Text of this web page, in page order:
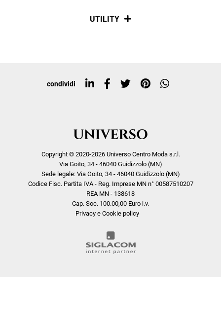
Social
UTILITY
Top ricerche
condividi
Copyright © 2020-2026 Universo Centro Moda s.r.l.
Via Goito, 34 - 46040 Guidizzolo (MN)
Sede legale: Via Goito, 34 - 46040 Guidizzolo (MN)
Codice Fisc. Partita IVA - Reg. Imprese MN n° 00587510207
REA MN - 138618
Cap. Soc. 100.00,00 Euro i.v.
Privacy e Cookie policy